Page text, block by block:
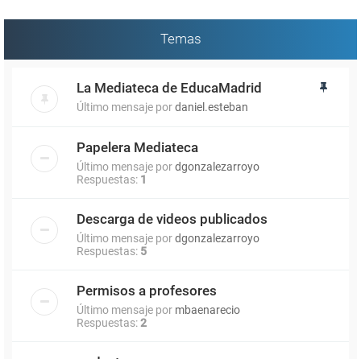
Temas
La Mediateca de EducaMadrid
Último mensaje pordaniel.esteban
Papelera Mediateca
Último mensaje pordgonzalezarroyo
Respuestas: 1
Descarga de videos publicados
Último mensaje pordgonzalezarroyo
Respuestas: 5
Permisos a profesores
Último mensaje por mbaenarecio
Respuestas:2